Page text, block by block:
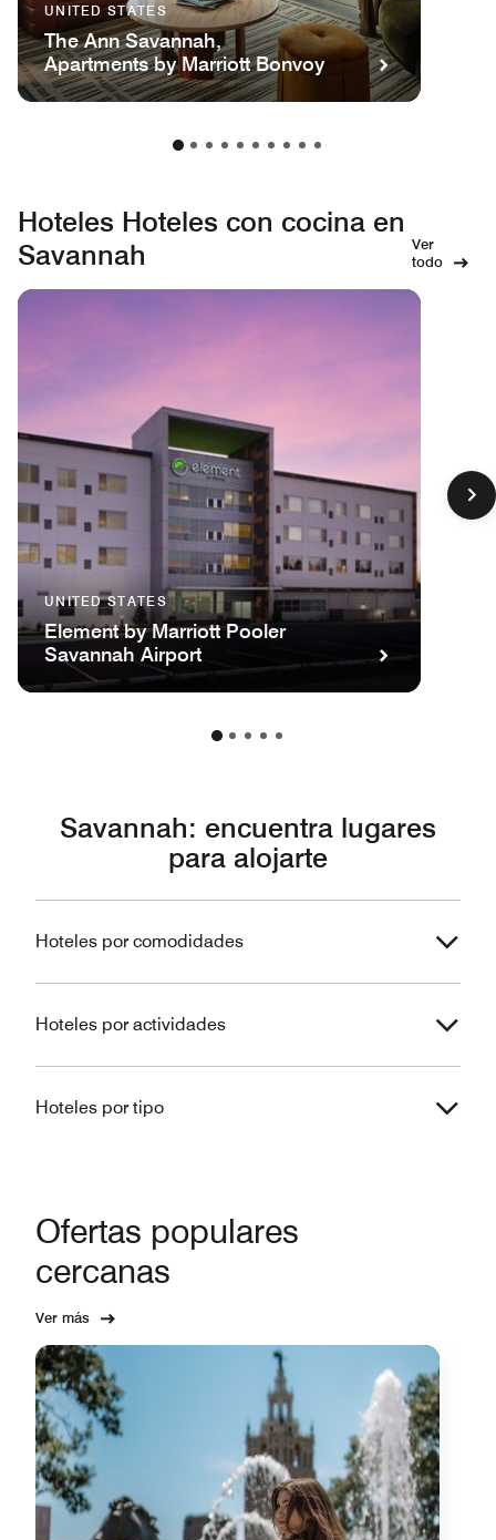
UNITED STATES
The Ann Savannah,
Apartments by Marriott Bonvoy
Hoteles Hoteles con cocina en
Savannah
Ver
todo
UNITED STATES
Element by Marriott Pooler
Savannah Airport
Savannah: encuentra lugares
para alojarte
Hoteles por comodidades
Hoteles por actividades
Hoteles por tipo
Ofertas populares
cercanas
Ver más